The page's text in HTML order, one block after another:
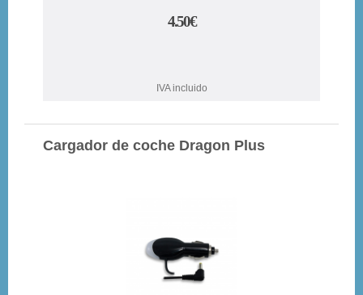
4.50€
IVA incluido
Cargador de coche Dragon Plus